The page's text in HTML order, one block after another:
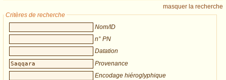
masquer la recherche
Critères de recherche
Nom/ID
n° PN
Datation
Provenance
Encodage hiéroglyphique